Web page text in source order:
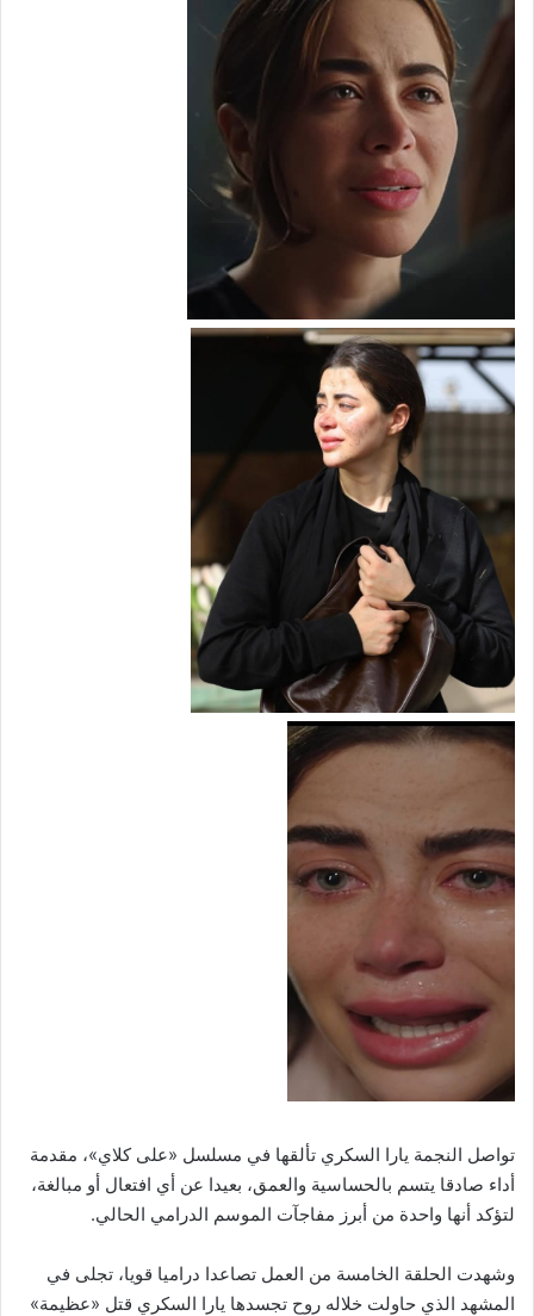
تواصل النجمة يارا السكري تألقها في مسلسل «على كلاي»، مقدمة
أداء صادقا يتسم بالحساسية والعمق، بعيدا عن أي افتعال أو مبالغة،
لتؤكد أنها واحدة من أبرز مفاجآت الموسم الدرامي الحالي.
وشهدت الحلقة الخامسة من العمل تصاعدا دراميا قويا، تجلى في
المشهد الذي حاولت خلاله روح تجسدها يارا السكري قتل «عظيمة»